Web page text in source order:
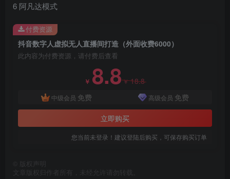
6 阿凡达模式
抖音数字人虚拟无人直播间打造（外面收费6000）
此内容为付费资源，请付费后查看
￥ 8.8￥18.8
中级会员 免费 高级会员 免费
立即购买
您当前未登录！建议登陆后购买，可保存购买订单
付费资源
版权声明
文章版权归作者所有，未经允许请勿转载。